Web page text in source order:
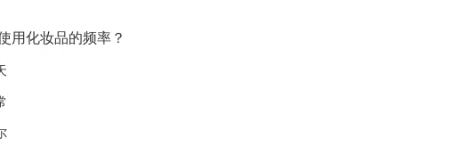
用化妆品的频率？